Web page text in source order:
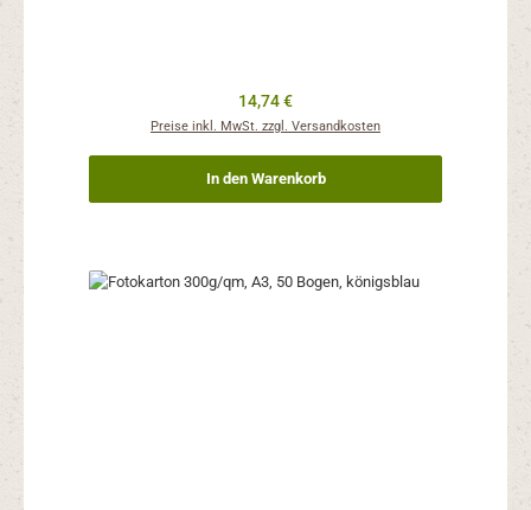
Regulärer Preis:
14,74 €
Preise inkl. MwSt. zzgl. Versandkosten
In den Warenkorb